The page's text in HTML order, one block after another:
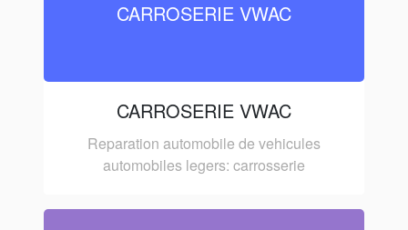
CARROSERIE VWAC
CARROSERIE VWAC
Reparation automobile de vehicules
automobiles legers: carrosserie